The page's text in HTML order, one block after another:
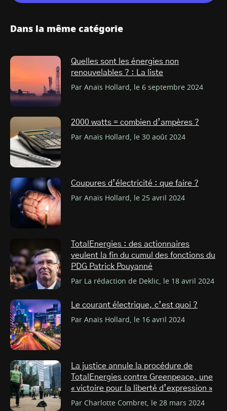
Dans la même catégorie
Quelles sont les énergies non
renouvelables ? : La liste
Par Anaïs Hollard, le 6 septembre 2024
2000 watts = combien d’ampères ?
Par Anaïs Hollard, le 30 août 2024
Coupures d’électricité : que faire ?
Par Anaïs Hollard, le 25 avril 2024
TotalEnergies : des actionnaires
veulent la fin du cumul des fonctions du
PDG Patrick Pouyanné
Par La rédaction de Deklic, le 18 avril 2024
Le courant électrique, c’est quoi ?
Par Anaïs Hollard, le 16 avril 2024
La justice annule la procédure de
TotalEnergies contre Greenpeace, une
« victoire pour la liberté d’expression »
Par Charlotte Combret, le 28 mars 2024